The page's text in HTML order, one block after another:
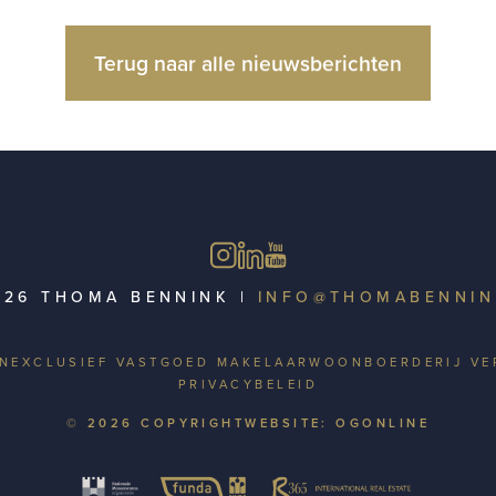
Terug naar alle nieuwsberichten
THOMA BENNINK |
EXCLUSIEF VASTGOED MAKELAARWOONBOERDERIJ
PRIVACYBELEID
© 2026 COPYRIGHTWEBSITE: OGONLINE